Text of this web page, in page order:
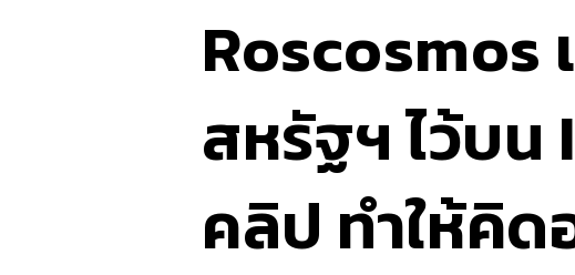
Roscosmos
สหรัฐฯ ไว้บน
คลิป ทำให้คิด